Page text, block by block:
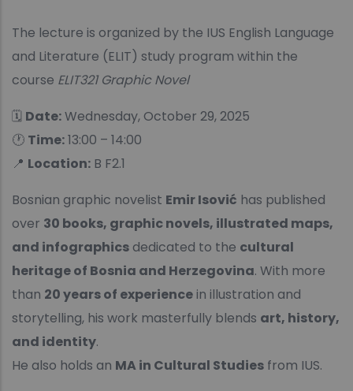
The lecture is organized by the IUS English Language
and Literature (ELIT) study program within the
course ELIT321 Graphic Novel
🗓 Date:Wednesday, October 29, 2025
🕐 Time:13:00 – 14:00
📍 Location: B F2.1
Bosnian graphic novelist Emir Isović has published
over 30 books, graphic novels, illustrated maps,
and infographics dedicated to the cultural
heritage of Bosnia and Herzegovina. With more
than 20 years of experiencein illustration and
storytelling, his work masterfully blends art, history,
and identity.
He also holds an MA in Cultural Studies from IUS.